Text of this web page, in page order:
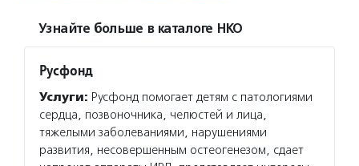
Узнайте больше в каталоге НКО
Русфонд
Услуги: Русфонд помогает детям с патологиями
сердца, позвоночника, челюстей и лица,
тяжелыми заболеваниями, нарушениями
развития, несовершенным остеогенезом, сдает